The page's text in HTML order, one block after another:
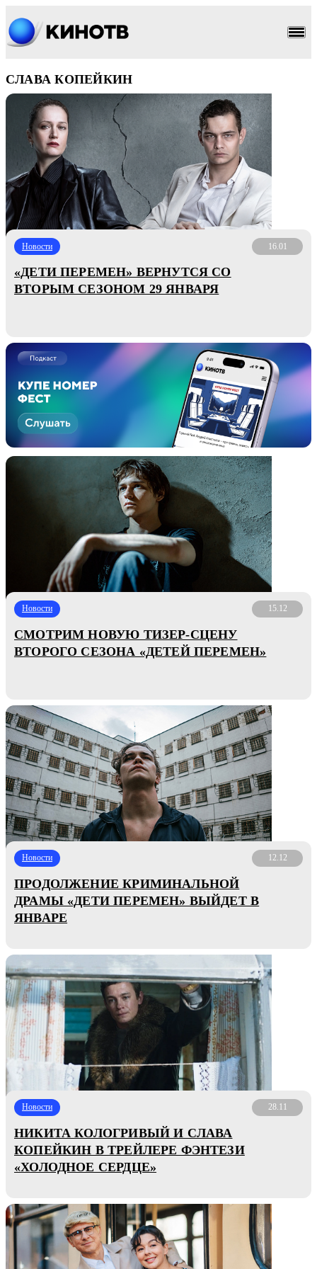
СЛАВА КОПЕЙКИН
Новости 16.01
«ДЕТИ ПЕРЕМЕН» ВЕРНУТСЯ СО
ВТОРЫМ СЕЗОНОМ 29 ЯНВАРЯ
Новости 15.12
СМОТРИМ НОВУЮ ТИЗЕР-СЦЕНУ
ВТОРОГО СЕЗОНА «ДЕТЕЙ ПЕРЕМЕН»
Новости 12.12
ПРОДОЛЖЕНИЕ КРИМИНАЛЬНОЙ
ДРАМЫ «ДЕТИ ПЕРЕМЕН» ВЫЙДЕТ В
ЯНВАРЕ
Новости 28.11
НИКИТА КОЛОГРИВЫЙ И СЛАВА
КОПЕЙКИН В ТРЕЙЛЕРЕ ФЭНТЕЗИ
«ХОЛОДНОЕ СЕРДЦЕ»